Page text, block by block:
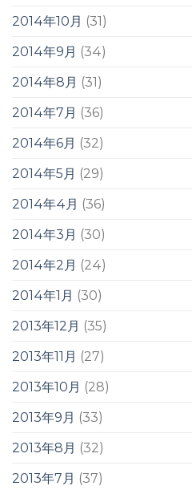
2014年10月 (31)
2014年9月 (34)
2014年8月 (31)
2014年7月 (36)
2014年6月 (32)
2014年5月 (29)
2014年4月 (36)
2014年3月 (30)
2014年2月 (24)
2014年1月 (30)
2013年12月 (35)
2013年11月 (27)
2013年10月 (28)
2013年9月 (33)
2013年8月 (32)
2013年7月 (37)